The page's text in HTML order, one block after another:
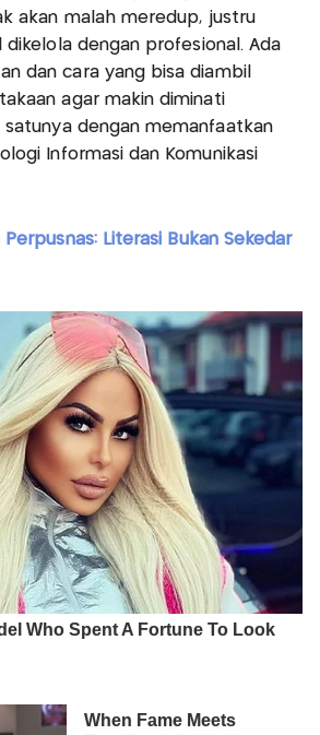
akan malah meredup, justru
dikelola dengan profesional. Ada
dan cara yang bisa diambil
agar makin diminati
satunya dengan memanfaatkan
Informasi dan Komunikasi
Perpusnas: Literasi Bukan Sekedar